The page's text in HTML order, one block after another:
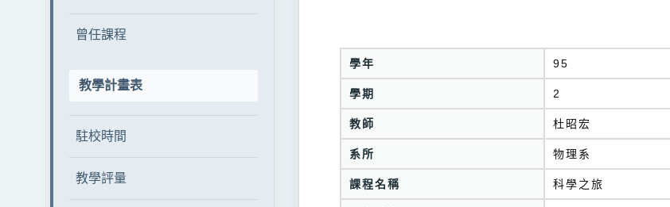
曾任課程
教學計畫表
駐校時間
教學評量
學年 95
學期 2
教師 杜昭宏
系所 物理系
課程名稱 科學之旅